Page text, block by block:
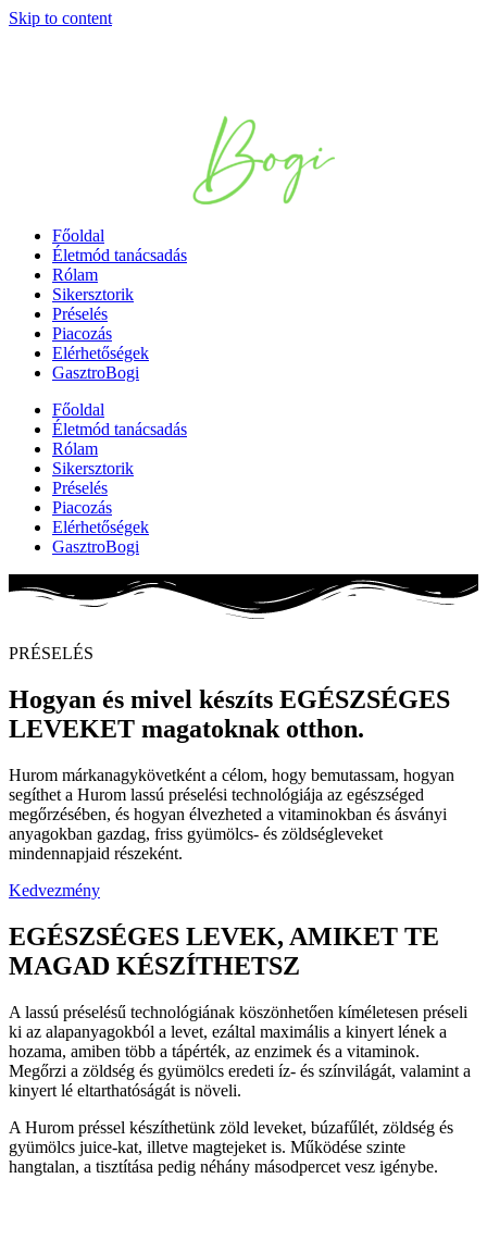
Skip to content
Főoldal
Életmód tanácsadás
Rólam
Sikersztorik
Préselés
Piacozás
Elérhetőségek
GasztroBogi
Főoldal
Életmód tanácsadás
Rólam
Sikersztorik
Préselés
Piacozás
Elérhetőségek
GasztroBogi
PRÉSELÉS
Hogyan és mivel készíts EGÉSZSÉGES
LEVEKET magatoknak otthon.
Hurom márkanagykövetként a célom, hogy bemutassam, hogyan
segíthet a Hurom lassú préselési technológiája az egészséged
megőrzésében, és hogyan élvezheted a vitaminokban és ásványi
anyagokban gazdag, friss gyümölcs- és zöldségleveket
mindennapjaid részeként.
Kedvezmény
EGÉSZSÉGES LEVEK, AMIKET TE
MAGAD KÉSZÍTHETSZ
A lassú préselésű technológiának köszönhetően kíméletesen préseli
ki az alapanyagokból a levet, ezáltal maximális a kinyert lének a
hozama, amiben több a tápérték, az enzimek és a vitaminok.
Megőrzi a zöldség és gyümölcs eredeti íz- és színvilágát, valamint a
kinyert lé eltarthatóságát is növeli.
A Hurom préssel készíthetünk zöld leveket, búzafűlét, zöldség és
gyümölcs juice-kat, illetve magtejeket is. Működése szinte
hangtalan, a tisztítása pedig néhány másodpercet vesz igénybe.